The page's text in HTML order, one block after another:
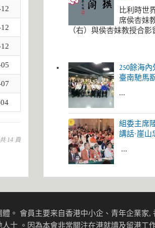
14 頁
比利時世
席侯杏妹
（右）與侯杏妹教授合影
250餘海
臺南馳馬
...
組委主席
講話·崖山
...
。 會員主要来自香港中小企、青年企業家,
士 。因為本會非常關注在港就讀及留港工